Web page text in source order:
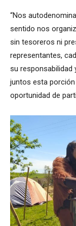
“Nos
sentido nos
sin tesoreros ni
representantes,
su responsabilidad
juntos esta porción
oportunidad de